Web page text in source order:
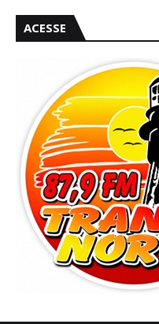
ACESSE